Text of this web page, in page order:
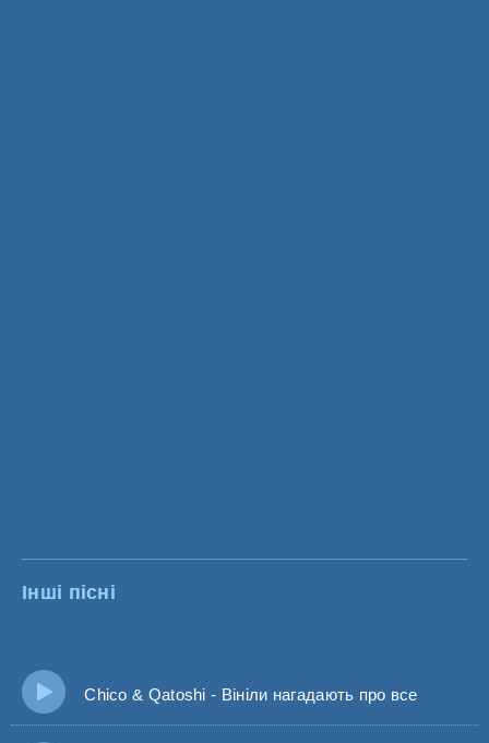
Інші пісні
Chico & Qatoshi - Вініли нагадають про все